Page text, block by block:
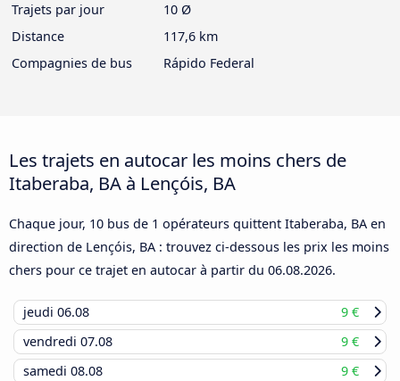
Trajets par jour
10 Ø
Distance
117,6 km
Compagnies de bus
Rápido Federal
Les trajets en autocar les moins chers de
Itaberaba, BA à Lençóis, BA
Chaque jour, 10 bus de 1 opérateurs quittent Itaberaba, BA en
direction de Lençóis, BA : trouvez ci-dessous les prix les moins
chers pour ce trajet en autocar à partir du 06.08.2026.
jeudi 06.08
9 €
vendredi 07.08
9 €
samedi 08.08
9 €